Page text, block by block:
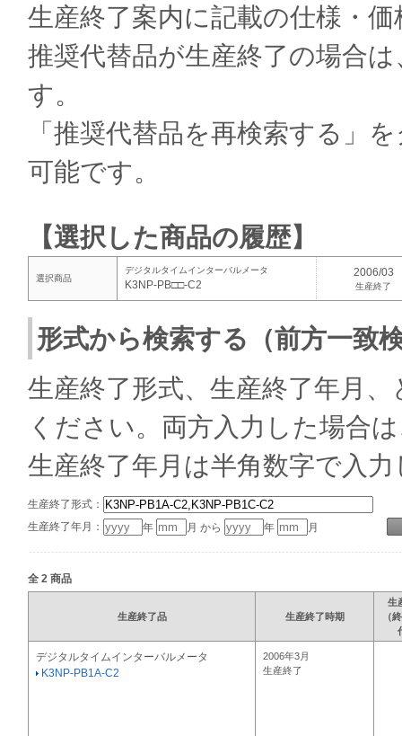
生産終了案内に記載の仕様・
推奨代替品が生産終了の場合
す。
「推奨代替品を再検索する」
可能です。
【選択した商品の履歴】
選択商品
デジタルタイムインターバルメータ
K3NP-PB□□-C2
2006/03
生産終了
形式から検索する（前方一致
生産終了形式、生産終了年月
ください。両方入力した場合
生産終了年月は半角数字で入
生産終了形式：
生産終了年月：
年 月 から 年 月
全 2 商品
生産終了品 生産終了時期
生
（
デジタルタイムインターバルメータ
K3NP-PB1A-C2
2006年3月
生産終了